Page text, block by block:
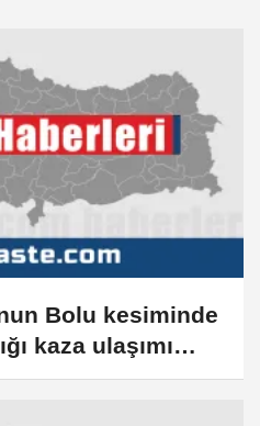
Bolu kesiminde
kaza ulaşımı